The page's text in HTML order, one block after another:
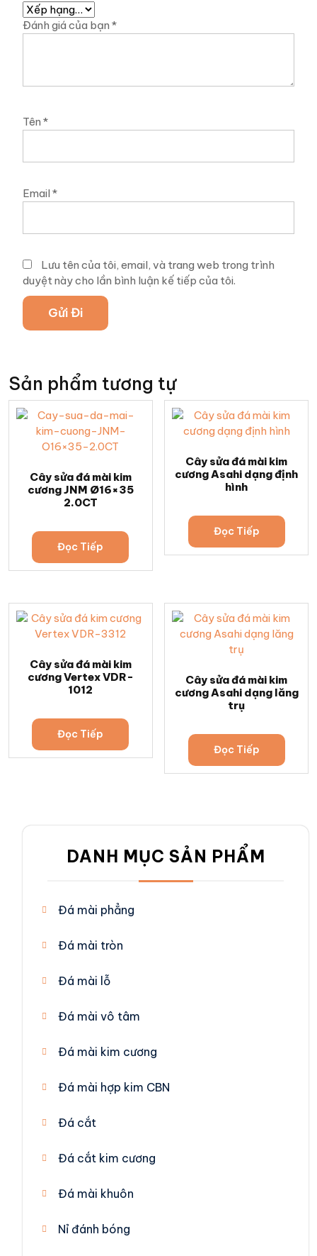
Đánh giá của bạn *
Tên *
Email *
Lưu tên của tôi, email, và trang web trong trình
duyệt này cho lần bình luận kế tiếp của tôi.
Sản phẩm tương tự
Cây sửa đá mài kim
cương JNM Ø16×35
2.0CT
Đọc Tiếp
Cây sửa đá mài kim
cương Asahi dạng định
hình
Đọc Tiếp
Cây sửa đá mài kim
cương Vertex VDR-
1012
Đọc Tiếp
Cây sửa đá mài kim
cương Asahi dạng lăng
trụ
Đọc Tiếp
DANH MỤC SẢN PHẨM
Đá mài phẳng
Đá mài tròn
Đá mài lỗ
Đá mài vô tâm
Đá mài kim cương
Đá mài hợp kim CBN
Đá cắt
Đá cắt kim cương
Đá mài khuôn
Nỉ đánh bóng